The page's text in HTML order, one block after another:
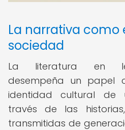
La narrativa como
sociedad
La literatura en
desempeña un papel
identidad cultural de
través de las
transmitidas de